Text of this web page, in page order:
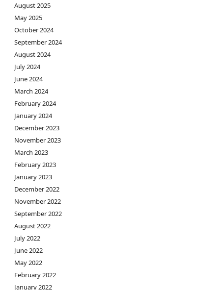
August 2025
May 2025
October 2024
September 2024
August 2024
July 2024
June 2024
March 2024
February 2024
January 2024
December 2023
November 2023
March 2023
February 2023
January 2023
December 2022
November 2022
September 2022
August 2022
July 2022
June 2022
May 2022
February 2022
January 2022